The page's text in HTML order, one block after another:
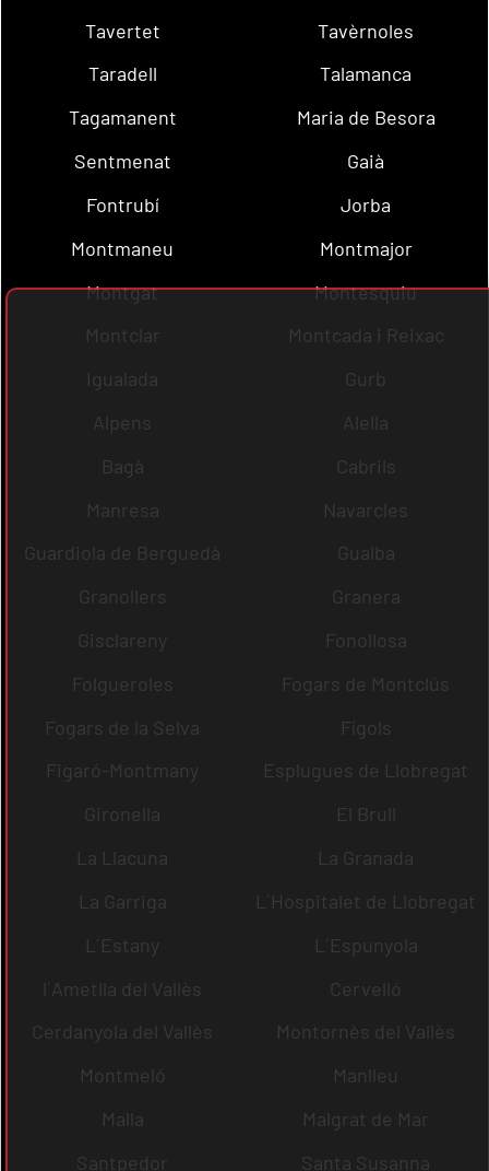
Tavertet
Tavèrnoles
Taradell
Talamanca
Tagamanent
Maria de Besora
Sentmenat
Gaià
Fontrubí
Jorba
Montmaneu
Montmajor
Montgat
Montesquiu
Montclar
Montcada i Reixac
Igualada
Gurb
Alpens
Alella
Bagà
Cabrils
Manresa
Navarcles
Guardiola de Berguedà
Gualba
Granollers
Granera
Gisclareny
Fonollosa
Folgueroles
Fogars de Montclús
Fogars de la Selva
Fígols
Figaró-Montmany
Esplugues de Llobregat
Gironella
El Brull
La Llacuna
La Granada
La Garriga
L´Hospitalet de Llobregat
L´Estany
L´Espunyola
l´Ametlla del Vallès
Cervelló
Cerdanyola del Vallès
Montornès del Vallès
Montmeló
Manlleu
Malla
Malgrat de Mar
Santpedor
Santa Susanna